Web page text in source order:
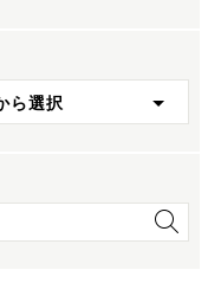
ら選択